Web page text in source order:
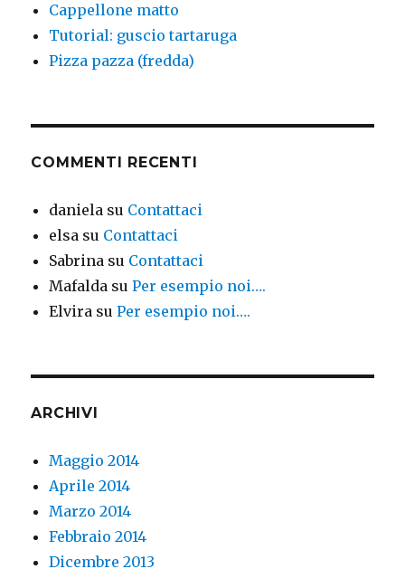
Cappellone matto
Tutorial: guscio tartaruga
Pizza pazza (fredda)
COMMENTI RECENTI
daniela su Contattaci
elsa su Contattaci
Sabrina su Contattaci
Mafalda suPer esempio noi….
Elvira suPer esempio noi….
ARCHIVI
Maggio 2014
Aprile 2014
Marzo 2014
Febbraio 2014
Dicembre 2013